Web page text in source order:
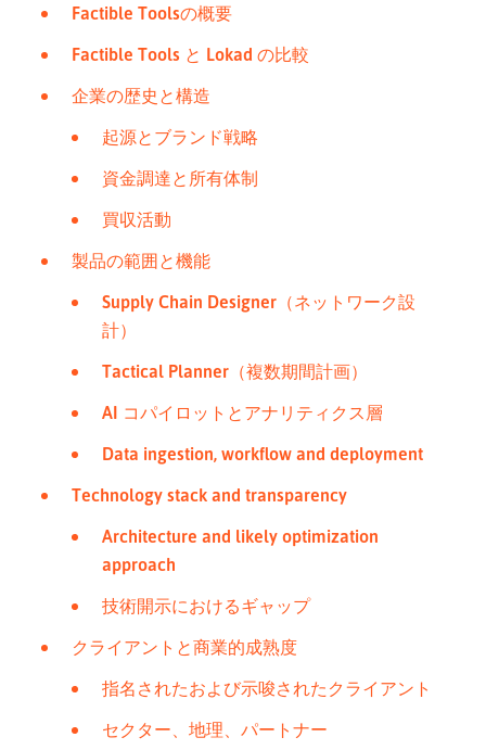
Factible Toolsの概要
Factible Tools と Lokad の比較
企業の歴史と構造
起源とブランド戦略
資金調達と所有体制
買収活動
製品の範囲と機能
Supply Chain Designer（ネットワーク設
計）
Tactical Planner（複数期間計画）
AI コパイロットとアナリティクス層
Data ingestion, workflow and deployment
Technology stack and transparency
Architecture and likely optimization
approach
技術開示におけるギャップ
クライアントと商業的成熟度
指名されたおよび示唆されたクライアント
セクター、地理、パートナー